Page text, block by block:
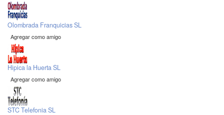
Olombrada Franquicias SL
Agregar como amigo
Hipica la Huerta SL
Agregar como amigo
STC Telefonia SL